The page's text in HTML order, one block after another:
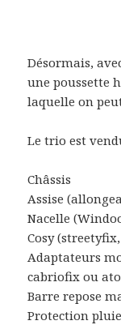
Désormais,
une poussette
laquelle on
Le trio est
Châssis
Assise
Nacelle
Cosy
Adaptateurs
cabriofix ou
Barre repose
Protection pluie